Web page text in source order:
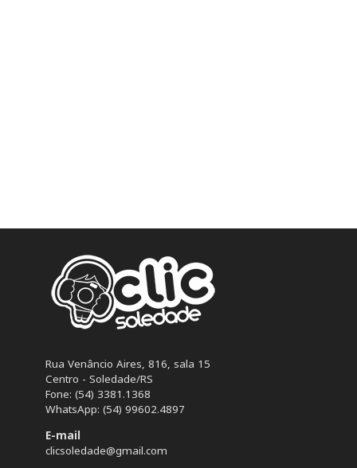
Rua Venâncio Aires, 816, sala 15
Centro - Soledade/RS
Fone: (54) 3381.1368
WhatsApp: (54) 99602.4897
E-mail
clicsoledade@gmail.com